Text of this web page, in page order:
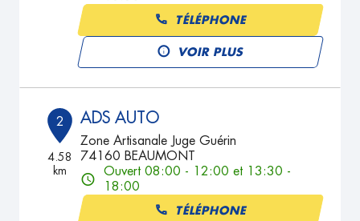
TÉLÉPHONE
VOIR PLUS
2
4.58
km
ADS AUTO
Zone Artisanale Juge Guérin
74160 BEAUMONT
Ouvert 08:00 - 12:00 et 13:30 -
18:00
TÉLÉPHONE